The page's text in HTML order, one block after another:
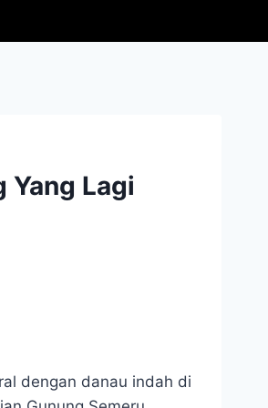
Yang Lagi
dengan danau indah di